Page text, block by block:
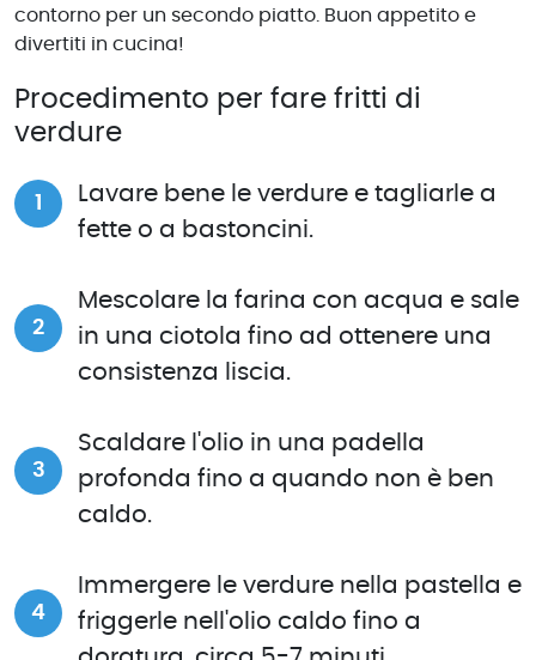
contorno per un secondo piatto. Buon appetito e
divertiti in cucina!
Procedimento per fare fritti di
verdure
Lavare bene le verdure e tagliarle a
fette o a bastoncini.
Mescolare la farina con acqua e sale
in una ciotola fino ad ottenere una
consistenza liscia.
Scaldare l'olio in una padella
profonda fino a quando non è ben
caldo.
Immergere le verdure nella pastella e
friggerle nell'olio caldo fino a